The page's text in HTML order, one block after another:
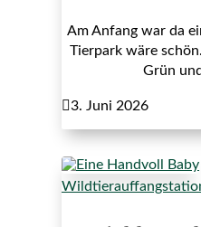
Am Anfang war da
Tierpark wäre
Grün
3. Juni 2026